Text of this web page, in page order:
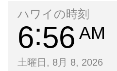
ハワイの時刻
6 56 AM
土曜日, 8月 8, 2026